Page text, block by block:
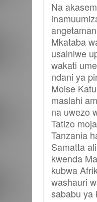
Na
Mkataba
usainiwe
wakati
ndani ya
Moise
maslahi
na uwezo
Tatizo
Tanzania
Samatta
kwenda
kubwa
washauri
sababu ya